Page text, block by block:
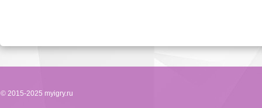
© 2015-2025 myigry.ru